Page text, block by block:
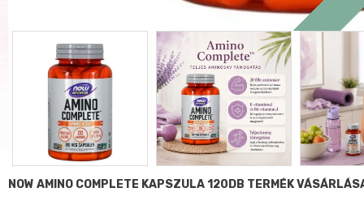
NOW AMINO COMPLETE KAPSZULA 120DB TERMÉK